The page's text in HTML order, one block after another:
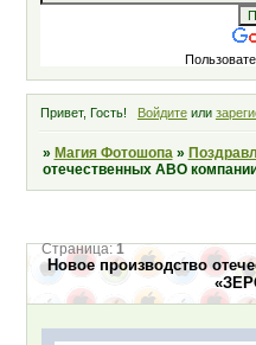
Привет, Гость! Войдитеили
» Магия Фотошопа »
отечественных АВО
Новое производство
Страница:1